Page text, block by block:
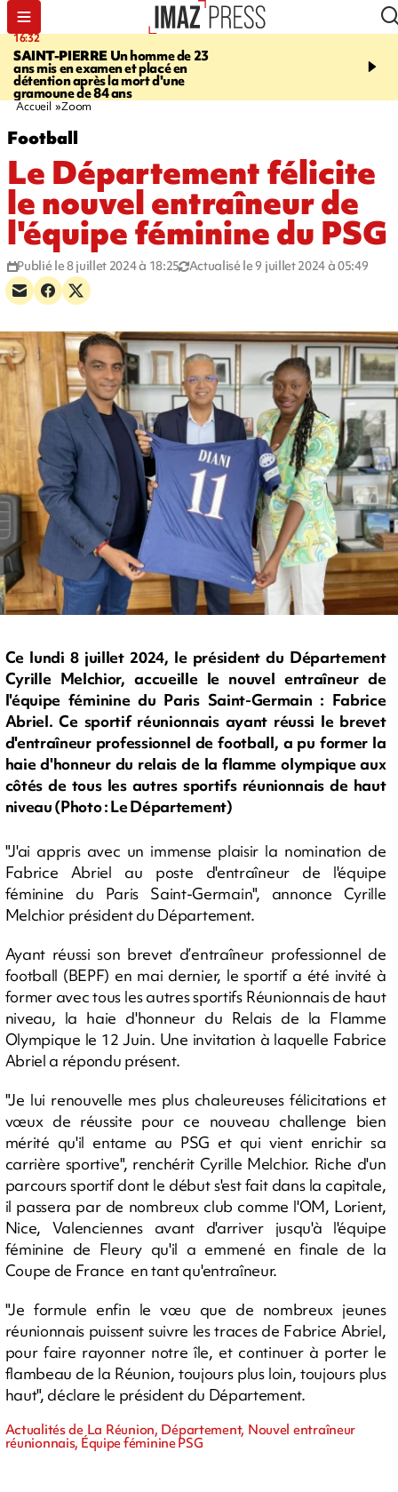
16:32
SAINT-PIERREUn homme de 23
ans mis en examen et placé en
détention après la mort d'une
gramoune de 84 ans
21:08
et Turquie scellent un
Accueil Zoom
Football
Le Département félicite
le nouvel entraîneur de
l'équipe féminine du PSG
Publié le 8 juillet 2024 à 18:25 Actualisé le 9 juillet 2024 à 05:49
Ce lundi 8 juillet 2024, le président du Département
Cyrille Melchior, accueille le nouvel entraîneur de
l'équipe féminine du Paris Saint-Germain : Fabrice
Abriel. Ce sportif réunionnais ayant réussi le brevet
d'entraîneur professionnel de football, a pu former la
haie d'honneur du relais de la flamme olympique aux
côtés de tous les autres sportifs réunionnais de haut
niveau (Photo : Le Département)
"J'ai appris avec un immense plaisir la nomination de
Fabrice Abriel au poste d'entraîneur de l'équipe
féminine du Paris Saint-Germain", annonce Cyrille
Melchior président du Département.
Ayant réussi son brevet d’entraîneur professionnel de
football (BEPF) en mai dernier, le sportif a été invité à
former avec tous les autres sportifs Réunionnais de haut
niveau, la haie d'honneur du Relais de la Flamme
Olympique le 12 Juin. Une invitation à laquelle Fabrice
Abriel a répondu présent.
"Je lui renouvelle mes plus chaleureuses félicitations et
vœux de réussite pour ce nouveau challenge bien
mérité qu'il entame au PSG et qui vient enrichir sa
carrière sportive", renchérit Cyrille Melchior. Riche d'un
parcours sportif dont le début s'est fait dans la capitale,
il passera par de nombreux club comme l'OM, Lorient,
Nice, Valenciennes avant d'arriver jusqu'à l'équipe
féminine de Fleury qu'il a emmené en finale de la
Coupe de France en tant qu'entraîneur.
"Je formule enfin le vœu que de nombreux jeunes
réunionnais puissent suivre les traces de Fabrice Abriel,
pour faire rayonner notre île, et continuer à porter le
flambeau de la Réunion, toujours plus loin, toujours plus
haut", déclare le président du Département.
Actualités de La Réunion, Département, Nouvel entraîneur
réunionnais, Équipe féminine PSG